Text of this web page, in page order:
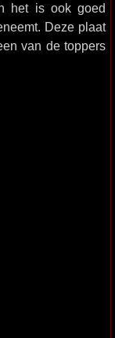
het is ook goed
Deze plaat
van de toppers